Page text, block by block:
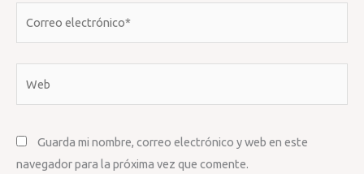
Guarda mi nombre, correo electrónico y web en este
navegador para la próxima vez que comente.